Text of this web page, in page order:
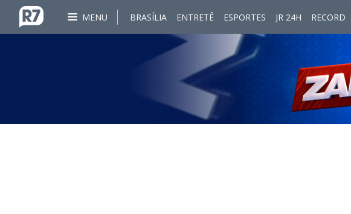
MENU BRASÍLIA ENTRETÊ ESPORTES JR 24H RECORD